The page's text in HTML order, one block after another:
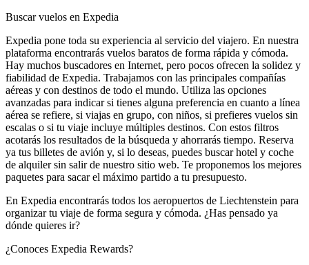
Buscar vuelos en Expedia
Expedia pone toda su experiencia al servicio del viajero. En nuestra
plataforma encontrarás vuelos baratos de forma rápida y cómoda.
Hay muchos buscadores en Internet, pero pocos ofrecen la solidez y
fiabilidad de Expedia. Trabajamos con las principales compañías
aéreas y con destinos de todo el mundo. Utiliza las opciones
avanzadas para indicar si tienes alguna preferencia en cuanto a línea
aérea se refiere, si viajas en grupo, con niños, si prefieres vuelos sin
escalas o si tu viaje incluye múltiples destinos. Con estos filtros
acotarás los resultados de la búsqueda y ahorrarás tiempo. Reserva
ya tus billetes de avión y, si lo deseas, puedes buscar hotel y coche
de alquiler sin salir de nuestro sitio web. Te proponemos los mejores
paquetes para sacar el máximo partido a tu presupuesto.
En Expedia encontrarás todos los aeropuertos de Liechtenstein para
organizar tu viaje de forma segura y cómoda. ¿Has pensado ya
dónde quieres ir?
¿Conoces Expedia Rewards?